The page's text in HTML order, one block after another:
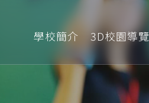
學校簡介 3D校園導覽